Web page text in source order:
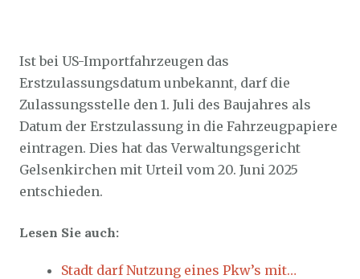
Ist bei US-Importfahrzeugen das
Erstzulassungsdatum unbekannt, darf die
Zulassungsstelle den 1. Juli des Baujahres als
Datum der Erstzulassung in die Fahrzeugpapiere
eintragen. Dies hat das Verwaltungsgericht
Gelsenkirchen mit Urteil vom 20. Juni 2025
entschieden.
Lesen Sie auch:
Stadt darf Nutzung eines Pkw’s mit…